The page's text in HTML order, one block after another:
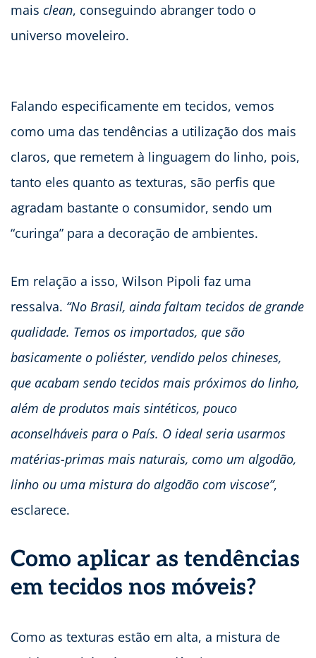
mais clean, conseguindo abranger todo o
universo moveleiro.
Falando especificamente em tecidos, vemos
como uma das tendências a utilização dos mais
claros, que remetem à linguagem do linho, pois,
tanto eles quanto as texturas, são perfis que
agradam bastante o consumidor, sendo um
“curinga” para a decoração de ambientes.
Em relação a isso, Wilson Pipoli faz uma
ressalva. “No Brasil, ainda faltam tecidos de grande
qualidade. Temos os importados, que são
basicamente o poliéster, vendido pelos chineses,
que acabam sendo tecidos mais próximos do linho,
além de produtos mais sintéticos, pouco
aconselháveis para o País. O ideal seria usarmos
matérias-primas mais naturais, como um algodão,
linho ou uma mistura do algodão com viscose”,
esclarece.
Como aplicar as tendências
em tecidos nos móveis?
Como as texturas estão em alta, a mistura de